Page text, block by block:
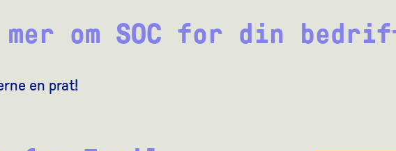
om SOC for din
en prat!